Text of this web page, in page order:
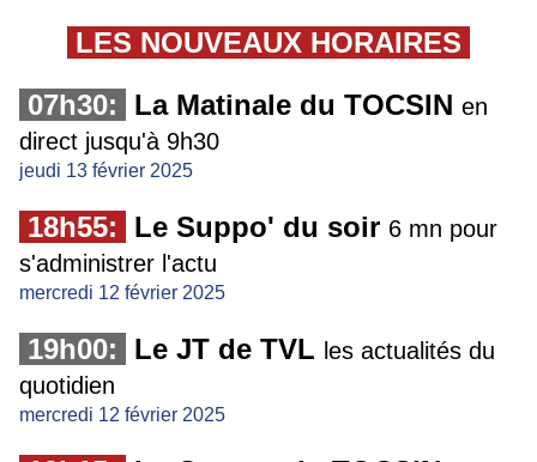
LES NOUVEAUX HORAIRES
07h30:
La Matinale du TOCSIN en
direct jusqu'à 9h30
jeudi 13 février 2025
18h55: Le Suppo' du soir 6 mn pour
s'administrer l'actu
mercredi 12 février 2025
19h00: Le JT de TVL les actualités du
quotidien
mercredi 12 février 2025